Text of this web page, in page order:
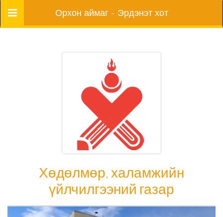
Цэс Орхон аймаг - Эрдэнэт хот
Хөдөлмөр, халамжийн
үйлчилгээний газар